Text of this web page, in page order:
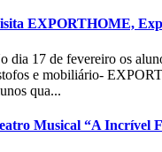
EXPORTHOME,
dia 17 de fevereiro os
e mobiliário-
qua...
Musical “A Incrível